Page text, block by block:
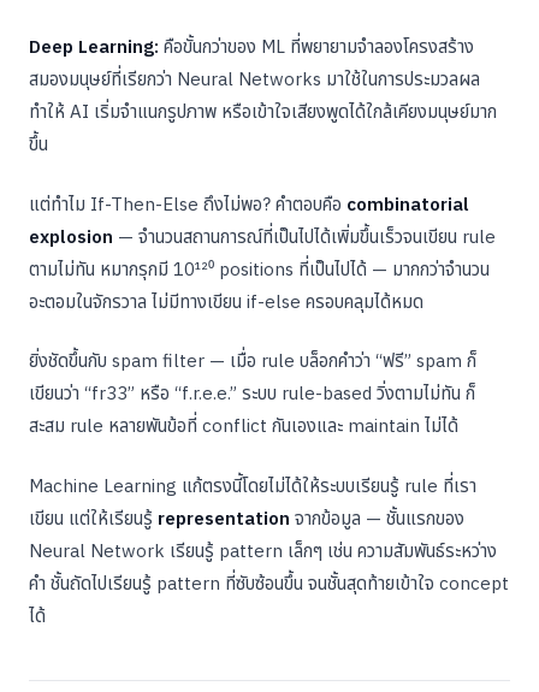
Deep Learning: คือขั้นกว่าของ ML ที่พยายามจำลองโครงสร้าง
สมองมนุษย์ที่เรียกว่า Neural Networks มาใช้ในการประมวลผล
ทำให้ AI เริ่มจำแนกรูปภาพ หรือเข้าใจเสียงพูดได้ใกล้เคียงมนุษย์มาก
ขึ้น
แต่ทำไม If-Then-Else ถึงไม่พอ? คำตอบคือ combinatorial
explosion — จำนวนสถานการณ์ที่เป็นไปได้เพิ่มขึ้นเร็วจนเขียน rule
ตามไม่ทัน หมากรุกมี 10¹²⁰ positions ที่เป็นไปได้ — มากกว่าจำนวน
อะตอมในจักรวาล ไม่มีทางเขียน if-else ครอบคลุมได้หมด
ยิ่งชัดขึ้นกับ spam filter — เมื่อ rule บล็อกคำว่า “ฟรี” spam ก็
เขียนว่า “fr33” หรือ “f.r.e.e.” ระบบ rule-based วิ่งตามไม่ทัน ก็
สะสม rule หลายพันข้อที่ conflict กันเองและ maintain ไม่ได้
Machine Learning แก้ตรงนี้โดยไม่ได้ให้ระบบเรียนรู้ rule ที่เรา
เขียน แต่ให้เรียนรู้ representation จากข้อมูล — ชั้นแรกของ
Neural Network เรียนรู้ pattern เล็กๆ เช่น ความสัมพันธ์ระหว่าง
คำ ชั้นถัดไปเรียนรู้ pattern ที่ซับซ้อนขึ้น จนชั้นสุดท้ายเข้าใจ concept
ได้